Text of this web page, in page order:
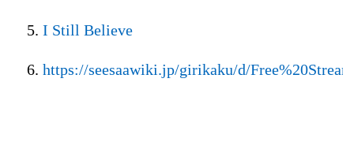
I Still Believe
https://seesaawiki.jp/girikaku/d/